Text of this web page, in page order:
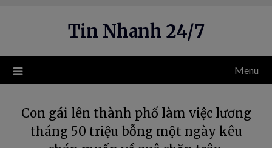
Tin Nhanh 24/7
Menu
Con gái lên thành phố làm việc lương
tháng 50 triệu bỗng một ngày kêu